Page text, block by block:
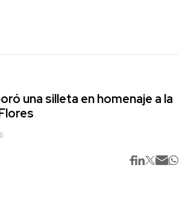
una silleta en homenaje a la